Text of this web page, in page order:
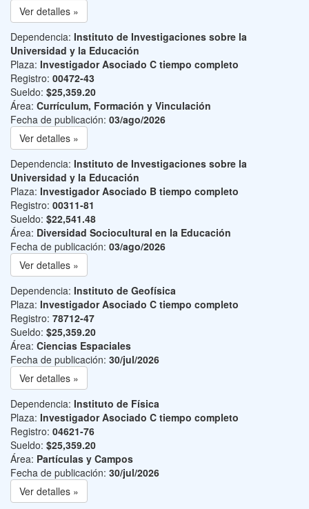
Ver detalles »
Dependencia: Instituto de Investigaciones sobre la
Universidad y la Educación
Plaza: Investigador Asociado C tiempo completo
Registro: 00472-43
Sueldo: $25,359.20
Área: Currículum, Formación y Vinculación
Fecha de publicación: 03/ago/2026
Ver detalles »
Dependencia: Instituto de Investigaciones sobre la
Universidad y la Educación
Plaza: Investigador Asociado B tiempo completo
Registro: 00311-81
Sueldo: $22,541.48
Área: Diversidad Sociocultural en la Educación
Fecha de publicación: 03/ago/2026
Ver detalles »
Dependencia: Instituto de Geofísica
Plaza: Investigador Asociado C tiempo completo
Registro: 78712-47
Sueldo: $25,359.20
Área: Ciencias Espaciales
Fecha de publicación: 30/jul/2026
Ver detalles »
Dependencia: Instituto de Física
Plaza: Investigador Asociado C tiempo completo
Registro: 04621-76
Sueldo: $25,359.20
Área: Partículas y Campos
Fecha de publicación: 30/jul/2026
Ver detalles »